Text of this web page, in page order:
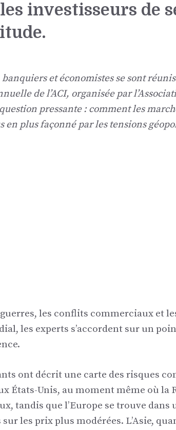
investisseurs de
et économistes se sont
de l’ACI, organisée par
pressante : comment les
en plus façonné par les tensions
les conflits commerciaux et
les experts s’accordent sur un
ont décrit une carte des risques
États-Unis, au moment même où la
tandis que l’Europe se trouve
sur les prix plus modérées. L’Asie,